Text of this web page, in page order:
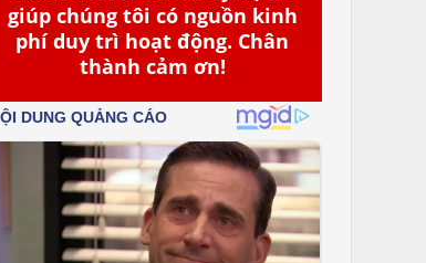
giúp chúng tôi có nguồn kinh
phí duy trì hoạt động. Chân
thành cảm ơn!